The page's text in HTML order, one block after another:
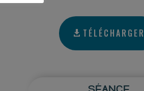
TÉLÉCHARGER